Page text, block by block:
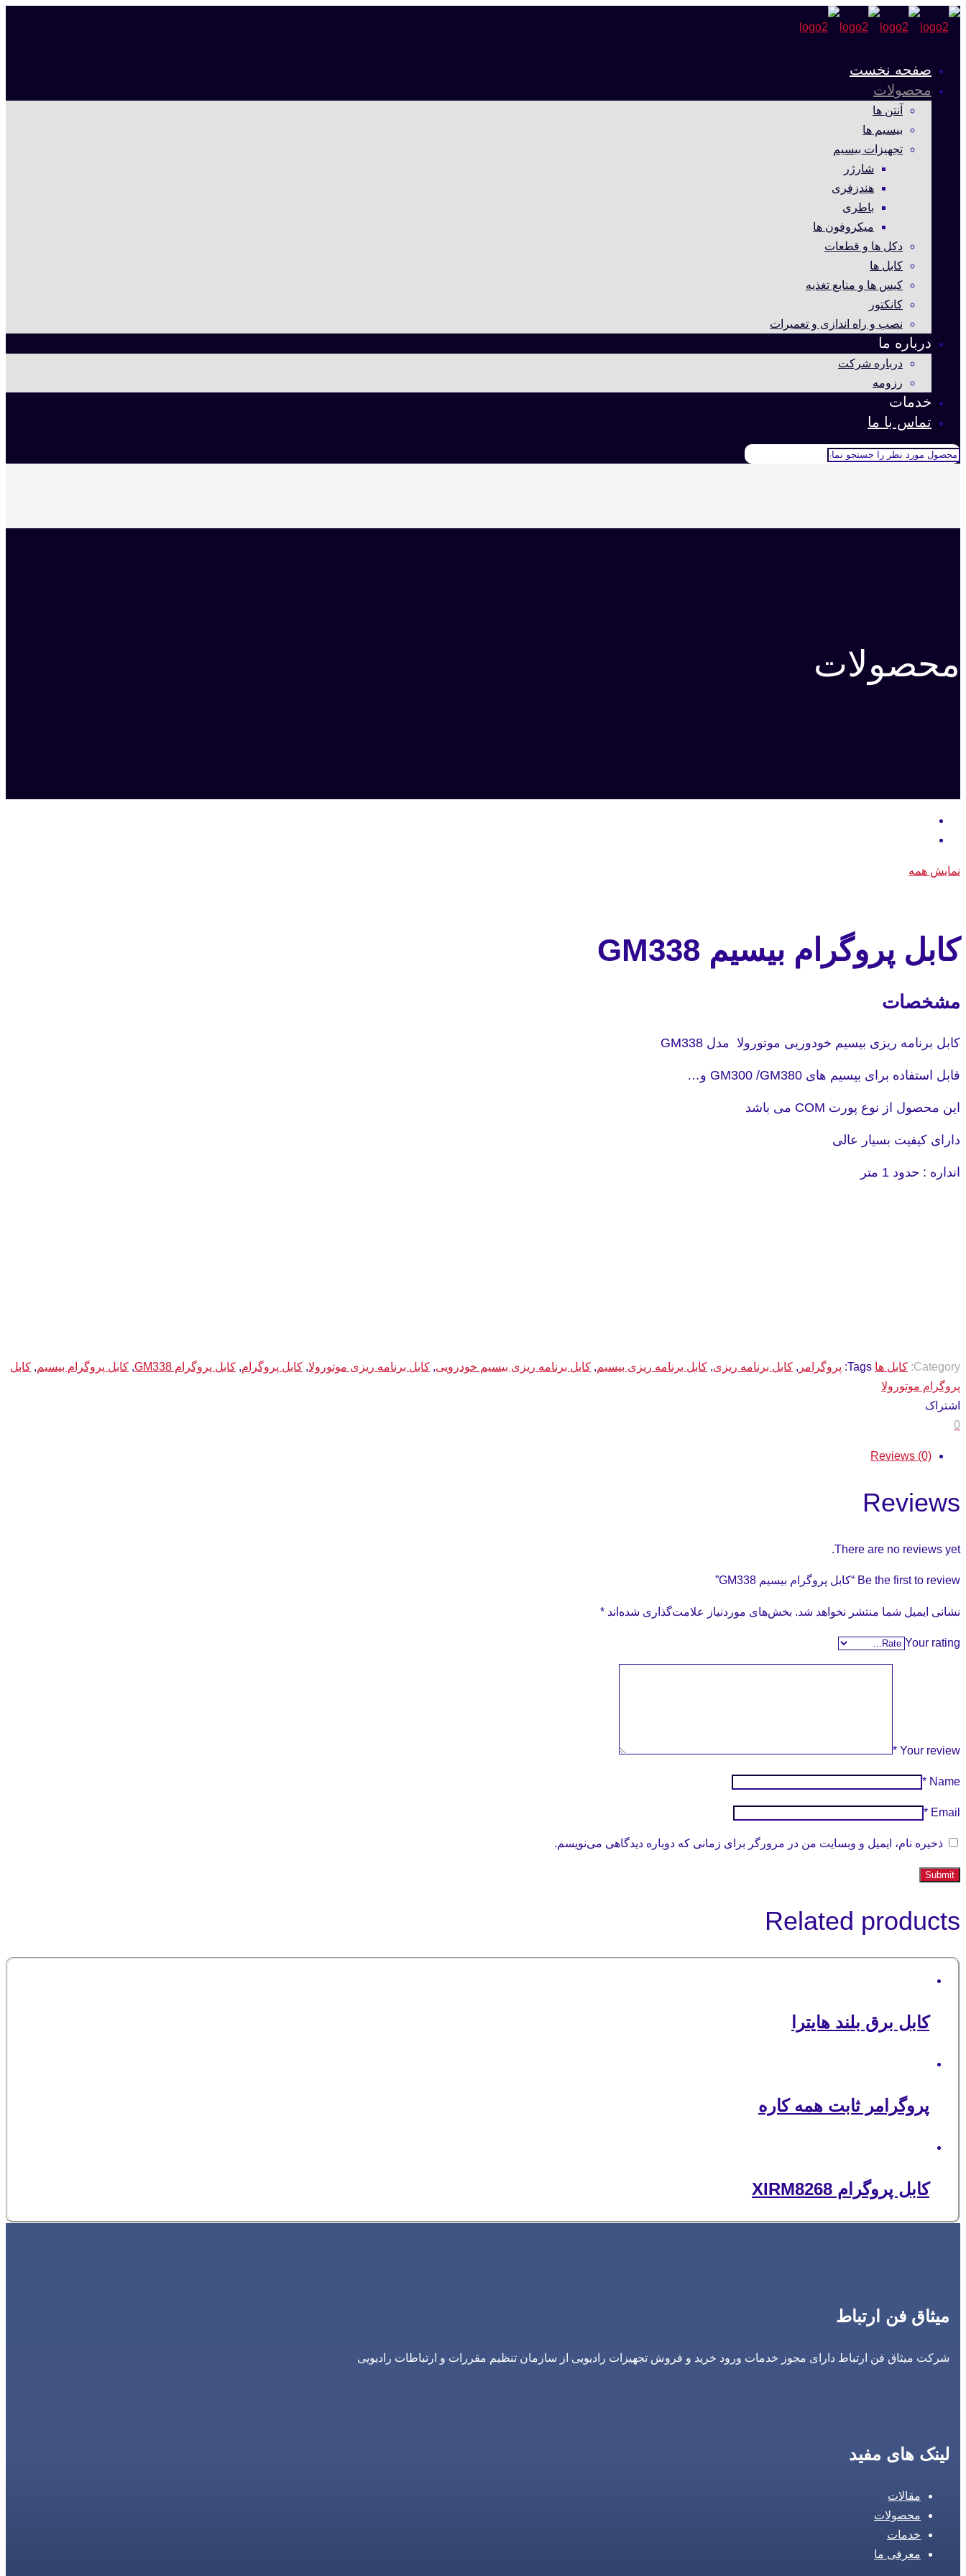
صفحه نخست
محصولات
آنتن ها
بیسیم ها
تجهیزات بیسیم
شارژر
هندزفری
باطری
میکروفون ها
دکل ها و قطعات
کابل ها
کیس ها و منابع تغذیه
کانکتور
نصب و راه اندازی و تعمیرات
درباره ما
درباره شرکت
رزومه
خدمات
تماس با ما
محصولات
نمایش همه
کابل پروگرام بیسیم GM338
مشخصات
کابل برنامه ریزی بیسیم خودوریی موتورولا مدل GM338
قابل استفاده برای بیسیم های GM300 /GM380 و…
این محصول از نوع پورت COM می باشد
دارای کیفیت بسیار عالی
انداره : حدود 1 متر
Category: کابل ها Tags: پروگرامر , کابل برنامه ریزی, کابل برنامه ریزی بیسیم, کابل برنامه ریزی بیسیم خودرویی, کابل برنامه ریزی موتورولا, کابل پروگرام, کابل پروگرام GM338 , کابل پروگرام بیسیم, کابل
پروگرام موتورولا
اشتراک
0
Reviews (0)
Reviews
There are no reviews yet.
Be the first to review “کابل پروگرام بیسیم GM338”
نشانی ایمیل شما منتشر نخواهد شد. بخش‌های موردنیاز علامت‌گذاری شده‌اند *
Your rating
Your review
*
Name
*
Email
*
ذخیره نام، ایمیل و وبسایت من در مرورگر برای زمانی که دوباره دیدگاهی می‌نویسم.
Related products
کابل برق بلند هایترا
پروگرامر ثابت همه کاره
کابل پروگرام XIRM8268
میثاق فن ارتباط
شرکت میثاق فن ارتباط دارای مجوز خدمات ورود خرید و فروش تجهیزات رادیویی از سازمان تنظیم مقررات و ارتباطات رادیویی
لینک های مفید
مقالات
محصولات
خدمات
معرفی ما